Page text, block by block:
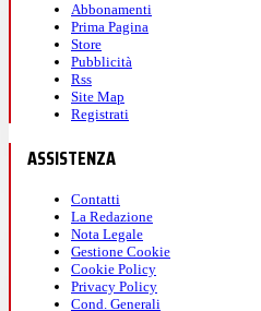
Abbonamenti
Prima Pagina
Store
Pubblicità
Rss
Site Map
Registrati
ASSISTENZA
Contatti
La Redazione
Nota Legale
Gestione Cookie
Cookie Policy
Privacy Policy
Cond. Generali